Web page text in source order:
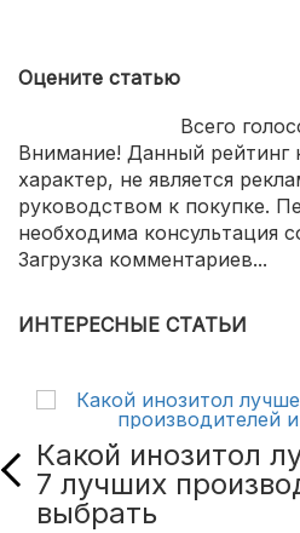
Оцените статью
Всего
Внимание! Данный рейтинг
характер, не является
руководством к покупке.
необходима консультация
Загрузка комментариев...
ИНТЕРЕСНЫЕ СТАТЬИ
Какой инозитол
7 лучших
выбрать